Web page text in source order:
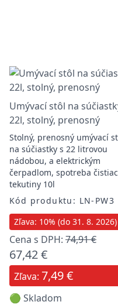
Umývací stôl na
22l, stolný, prenosný
Stolný, prenosný umývací
na súčiastky s 22 litrovou
nádobou, a elektrickým
čerpadlom, spotreba
tekutiny 10l
Kód produktu: LN-PW3
Zľava: 10% (do 31. 8. 2026)
Cena s DPH: 74,91 €
67,42 €
Zľava: 7,49 €
🟢 Skladom